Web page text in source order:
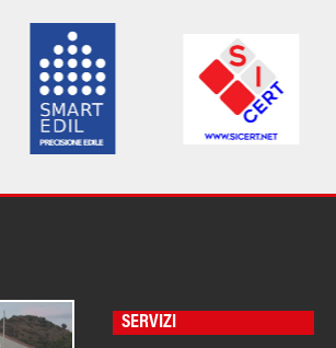
SERVIZI